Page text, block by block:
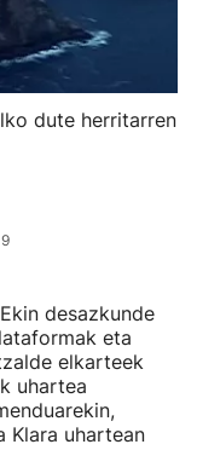
dute herritarren
desazkunde
eta
elkarteek
uhartea
Klara uhartean